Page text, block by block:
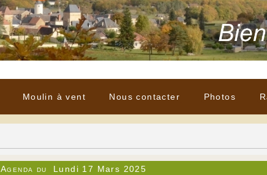
Moulin à vent Nous contacter Photos
Agenda du Lundi 17 Mars 2025